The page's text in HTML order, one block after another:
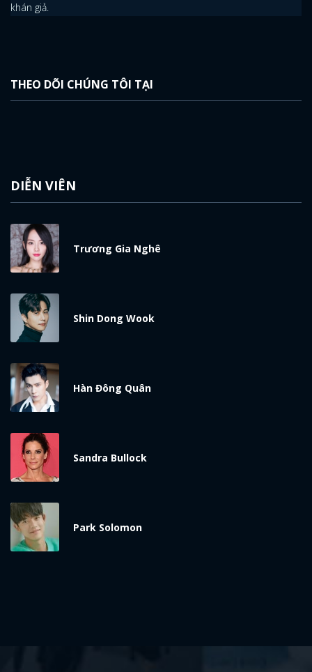
ĐĂNG NHẬP
khán giả.
THEO DÕI CHÚNG TÔI TẠI
DIỄN VIÊN
Trương Gia Nghê
Shin Dong Wook
Hàn Đông Quân
Sandra Bullock
Park Solomon